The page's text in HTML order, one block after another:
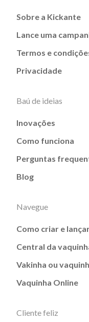
Sobre a Kickante
Lance uma
Termos e
Privacidade
Baú de ideias
Inovações
Como funciona
Perguntas
Blog
Navegue
Como criar e
Central da
Vakinha ou
Vaquinha Online
Cliente feliz